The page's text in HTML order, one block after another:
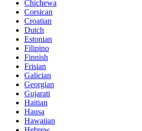
Chichewa
Corsican
Croatian
Dutch
Estonian
Filipino
Finnish
Frisian
Galician
Georgian
Gujarati
Haitian
Hausa
Hawaiian